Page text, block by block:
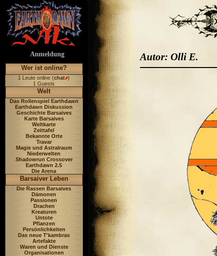
Anmeldung
Wer ist online?
1 Leute online (chat )
1 Guests
Welt
Das Rollenspiel Earthdawn
Earthdawn Diskussion
Geschichte Barsaives
Karte Barsaives
Weltkarte
Zeittafel
Bekannte Orte
Travar
Magie und Astralraum
Niederwelten
Shadowrun Crossover
Earthdawn 2.5
Die Arena
Barsaiver Leben
Die Rassen Barsaives
Dämonen
Passionen
Drachen
Kreaturen
Untote
Pflanzen
Persönlichkeiten
Das neue T'kambras
Artefakte
Waren und Dienste
Organisationen
Autor: Olli E.